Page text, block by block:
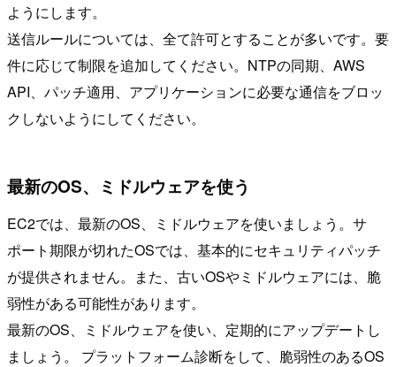
ようにします。
送信ルールについては、全て許可とすることが多いです。要
件に応じて制限を追加してください。NTPの同期、AWS
API、パッチ適用、アプリケーションに必要な通信をブロッ
クしないようにしてください。
最新のOS、ミドルウェアを使う
EC2では、最新のOS、ミドルウェアを使いましょう。サ
ポート期限が切れたOSでは、基本的にセキュリティパッチ
が提供されません。また、古いOSやミドルウェアには、脆
弱性がある可能性があります。
最新のOS、ミドルウェアを使い、定期的にアップデートし
ましょう。 プラットフォーム診断をして、脆弱性のあるOS